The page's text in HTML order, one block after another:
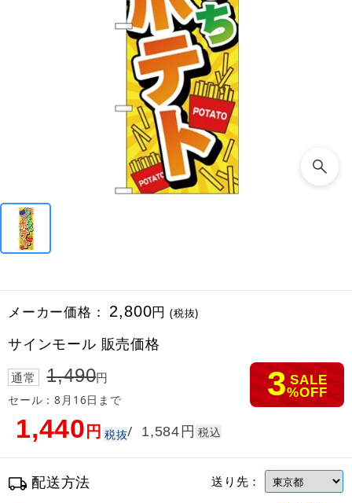
メーカー価格： 2,800円(税抜)
サインモール 販売価格
通常 1,490円
セール：8月16日まで 3 SALE
%OFF
1,440円 税抜/ 1,584円 税込
配送方法 送り先：